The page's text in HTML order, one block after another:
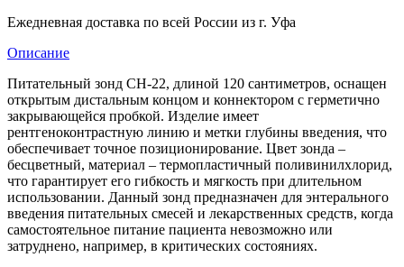
Ежедневная доставка по всей России из г. Уфа
Описание
Питательный зонд CH-22, длиной 120 сантиметров, оснащен
открытым дистальным концом и коннектором с герметично
закрывающейся пробкой. Изделие имеет
рентгеноконтрастную линию и метки глубины введения, что
обеспечивает точное позиционирование. Цвет зонда –
бесцветный, материал – термопластичный поливинилхлорид,
что гарантирует его гибкость и мягкость при длительном
использовании. Данный зонд предназначен для энтерального
введения питательных смесей и лекарственных средств, когда
самостоятельное питание пациента невозможно или
затруднено, например, в критических состояниях.